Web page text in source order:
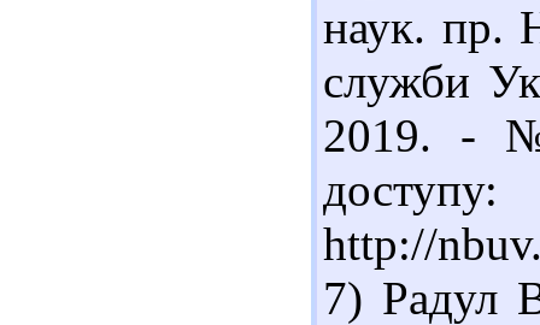
наук. пр.
служби
2019. -
доступу:
http://
7) Радул